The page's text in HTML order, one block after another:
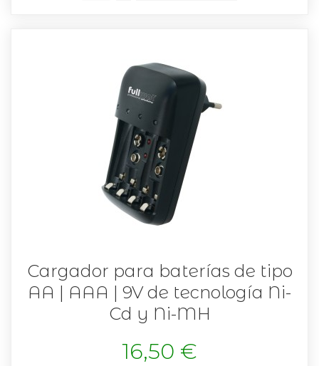
Cargador para baterías de tipo
AA | AAA | 9V de tecnología Ni-
Cd y Ni-MH
16,50 €